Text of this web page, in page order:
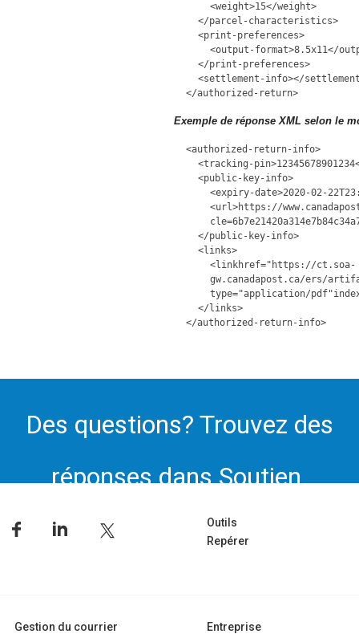
<weight>15</weight>
</parcel-characteristics>
<print-preferences>
<output-format>8.5x11</
</print-preferences>
<settlement-info></
</authorized-return>
Exemple de réponse XML selon le
<authorized-return-info>
<tracking-
<public-key-info>
<expiry-date>2020-02-
<url>https://
</public-key-info>
<links>
<linkhref="https://ct.soa-
gw.canadapost.ca/ers/
type="application/
</links>
</authorized-return-info>
Des questions? Trouvez des
réponses dans Soutien.
Outils
Repérer
Gestion du courrier Entreprise